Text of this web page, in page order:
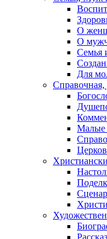
О
О
Семья
Для
Справочная,
Малые